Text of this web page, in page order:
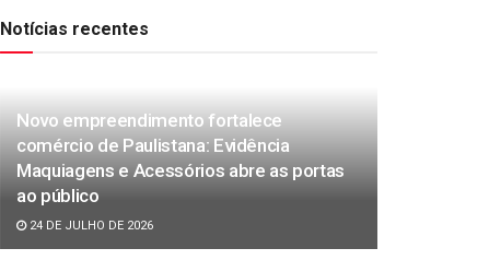
Notícias recentes
Novo empreendimento fortalece
comércio de Paulistana: Evidência
Maquiagens e Acessórios abre as portas
ao público
24 DE JULHO DE 2026